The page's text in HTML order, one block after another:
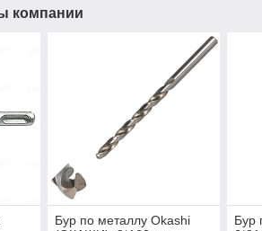
компании
Бур по металлу Okashi
Бур